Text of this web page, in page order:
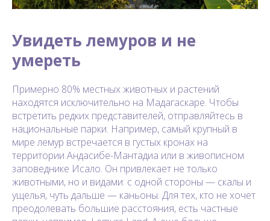
Увидеть лемуров и не
умереть
Примерно 80% местных животных и растений
находятся исключительно на Мадагаскаре. Чтобы
встретить редких представителей, отправляйтесь в
национальные парки. Например, самый крупный в
мире лемур встречается в густых кронах на
территории Андасибе-Мантадиа или в живописном
заповеднике Исало. Он привлекает не только
животными, но и видами: с одной стороны — скалы и
ущелья, чуть дальше — каньоны. Для тех, кто не хочет
преодолевать большие расстояния, есть частные